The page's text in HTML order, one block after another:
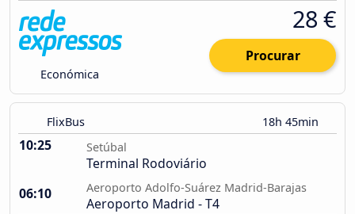
Económica
28 €
Procurar
FlixBus 18h 45min
10:25 Setúbal
Terminal Rodoviário
06:10
Aeroporto Adolfo-Suárez Madrid-Barajas
Aeroporto Madrid - T4